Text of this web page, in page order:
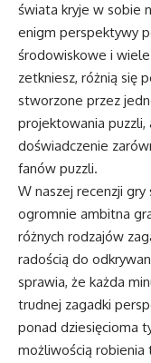
świata kryje w sobie
enigm perspektywy
środowiskowe i
zetkniesz, różnią się
stworzone przez
projektowania puzzli,
doświadczenie
fanów puzzli.
W naszej recenzji
ogromnie ambitna
różnych rodzajów
radością do
sprawia, że każda
trudnej zagadki
ponad dziesięcioma
możliwością robienia